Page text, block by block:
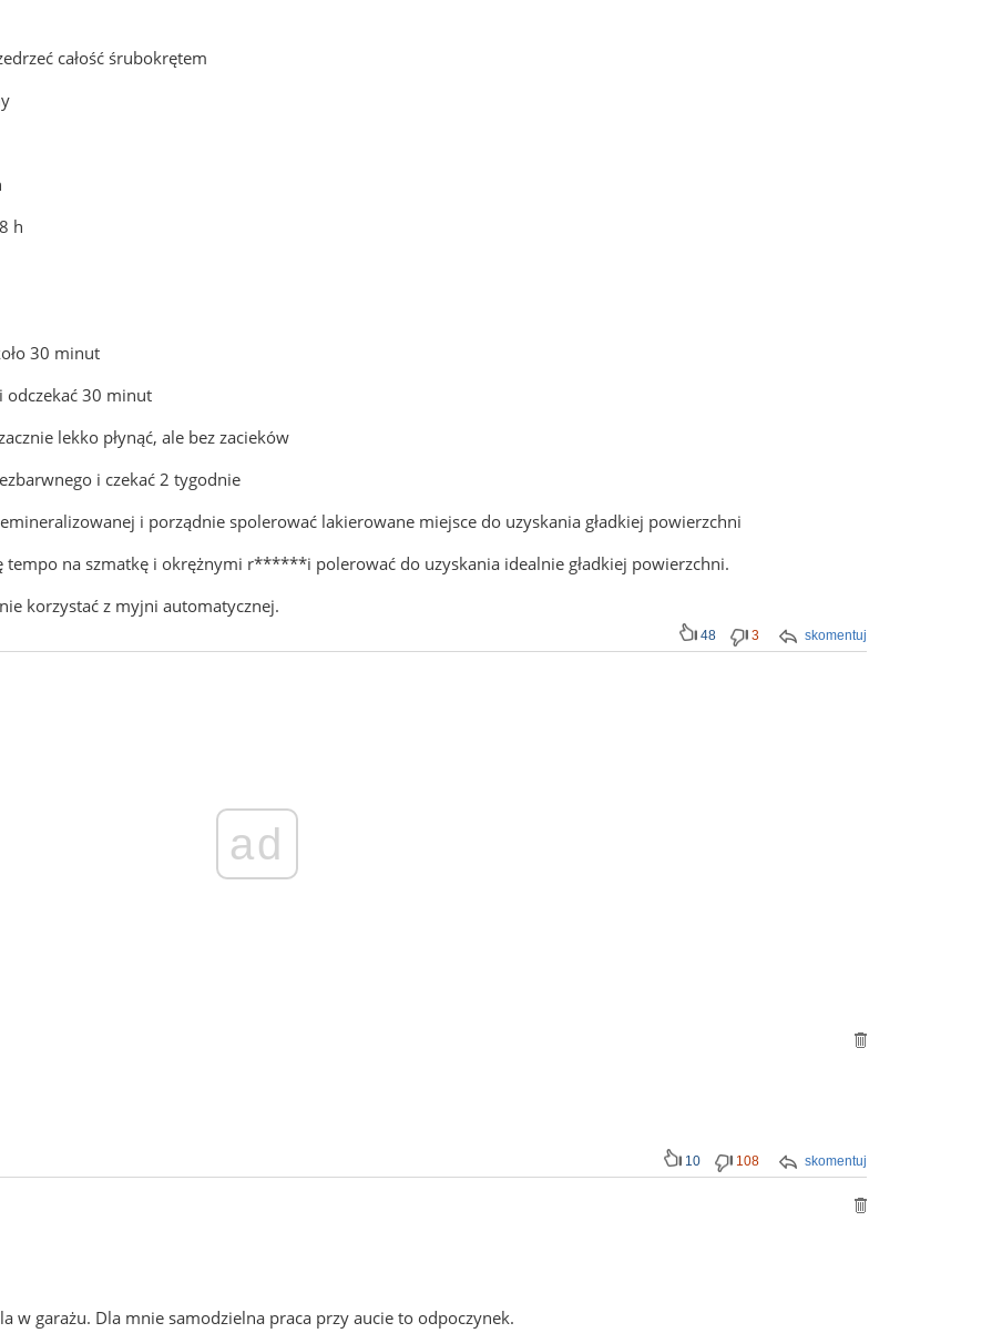
całość śrubokrętem
h
30 minut
odczekać 30 minut
lekko płynąć, ale bez zacieków
i czekać 2 tygodnie
i porządnie spolerować lakierowane miejsce do uzyskania gładkiej powierzchni
tempo na szmatkę i okrężnymi r******i polerować do uzyskania idealnie gładkiej powierzchni.
korzystać z myjni automatycznej.
skomentuj
48 3
ad
skomentuj
10 108
w garażu. Dla mnie samodzielna praca przy aucie to odpoczynek.